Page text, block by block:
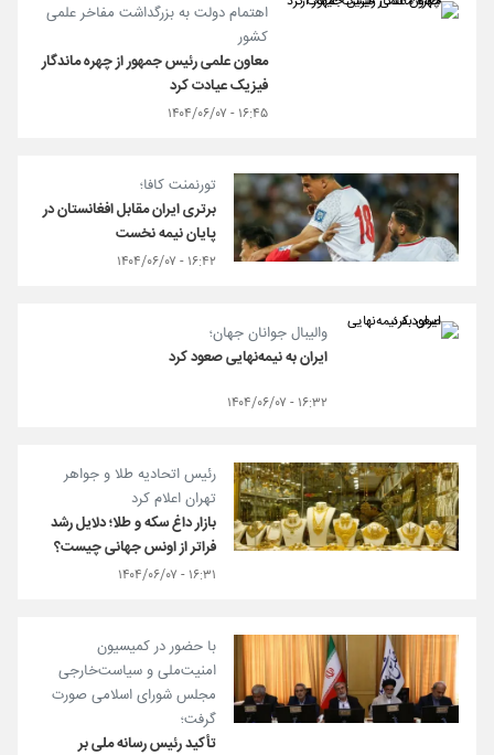
اهتمام دولت به بزرگداشت مفاخر علمی
کشور
معاون علمی رئیس جمهور از چهره ماندگار
فیزیک عیادت کرد
۱۶:۴۵ - ۱۴۰۴/۰۶/۰۷
تورنمنت کافا؛
برتری ایران مقابل افغانستان در
پایان نیمه نخست
۱۶:۴۲ - ۱۴۰۴/۰۶/۰۷
والیبال جوانان جهان؛
ایران به نیمه‌نهایی صعود کرد
۱۶:۳۲ - ۱۴۰۴/۰۶/۰۷
رئیس اتحادیه طلا و جواهر
تهران اعلام کرد
بازار داغ سکه و طلا؛ دلایل رشد
فراتر از اونس جهانی چیست؟
۱۶:۳۱ - ۱۴۰۴/۰۶/۰۷
با حضور در کمیسیون
امنیت‌ملی و سیاست‌خارجی
مجلس شورای اسلامی صورت
گرفت؛
تأکید رئیس رسانه ملی بر